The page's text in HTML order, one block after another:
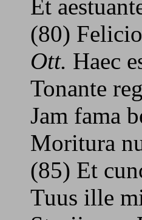
Et
(80)
Ott. Haec
Tonante
Jam fama
Moritura
(85) Et
Tuus ille